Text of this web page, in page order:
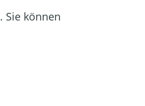
Sie können